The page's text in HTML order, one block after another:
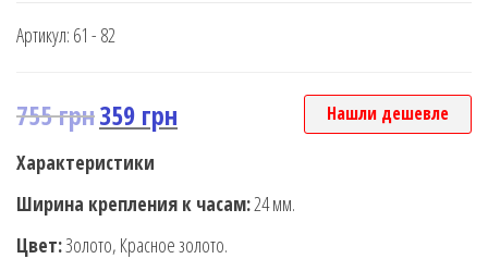
Артикул: 61 - 82
755грн359 грн Нашли дешевле
Характеристики
Ширина крепления к часам:24 мм.
Цвет:Золото, Красное золото.